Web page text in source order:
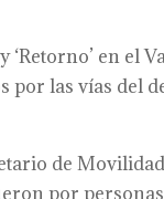
‘Retorno’ en
por las vías del
de
por